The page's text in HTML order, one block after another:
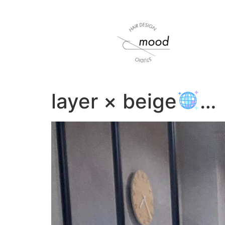
layer × beige ㅤㅤㅤㅤ…